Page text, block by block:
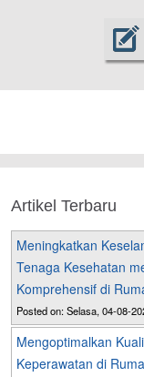
Artikel Terbaru
Meningkatkan
Tenaga Kesehatan
Komprehensif di
Posted on: Selasa, 04-08-
Mengoptimalkan
Keperawatan di